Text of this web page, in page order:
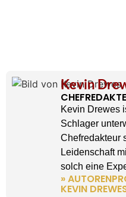
Kevin
Kevin Drewes
Schlager
Chefredakteur
Leidenschaft
solch eine
»
KEVIN